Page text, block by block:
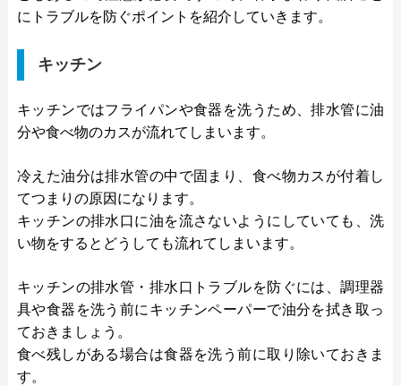
にトラブルを防ぐポイントを紹介していきます。
キッチン
キッチンではフライパンや食器を洗うため、排水管に油
分や食べ物のカスが流れてしまいます。
冷えた油分は排水管の中で固まり、食べ物カスが付着し
てつまりの原因になります。
キッチンの排水口に油を流さないようにしていても、洗
い物をするとどうしても流れてしまいます。
キッチンの排水管・排水口トラブルを防ぐには、調理器
具や食器を洗う前にキッチンペーパーで油分を拭き取っ
ておきましょう。
食べ残しがある場合は食器を洗う前に取り除いておきま
す。